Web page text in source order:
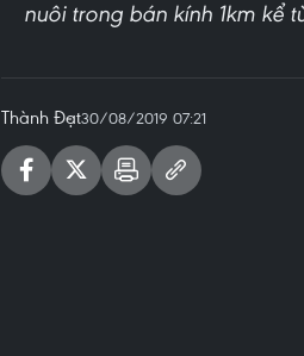
nuôi trong bán kính 1km kể
Thành Đạt30/08/2019 07:21